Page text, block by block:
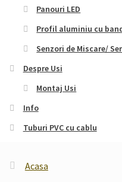
Panouri LED
Profil aluminiu cu
Senzori de Miscare/
Despre Usi
Montaj Usi
Info
Tuburi PVC cu cablu
Acasa